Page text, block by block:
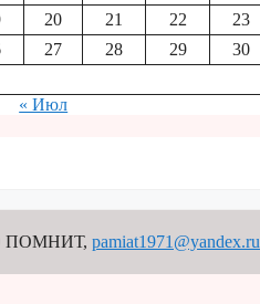
20 21 22
23
27 28 29
30
« Июл
ПОМНИТ, pamiat1971@yandex.ru